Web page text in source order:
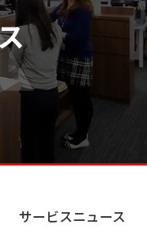
サービスニュース